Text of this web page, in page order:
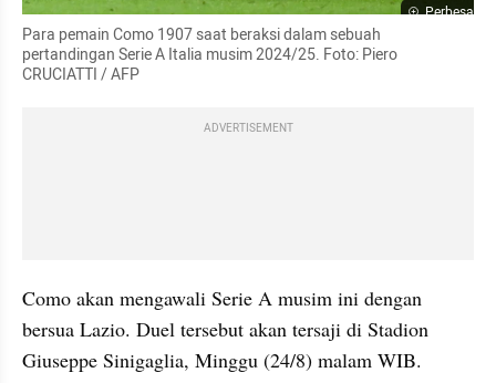
Perbesar
Para pemain Como 1907 saat beraksi dalam sebuah
pertandingan Serie A Italia musim 2024/25. Foto: Piero
CRUCIATTI / AFP
ADVERTISEMENT
Como akan mengawali Serie A musim ini dengan
bersua Lazio. Duel tersebut akan tersaji di Stadion
Giuseppe Sinigaglia, Minggu (24/8) malam WIB.